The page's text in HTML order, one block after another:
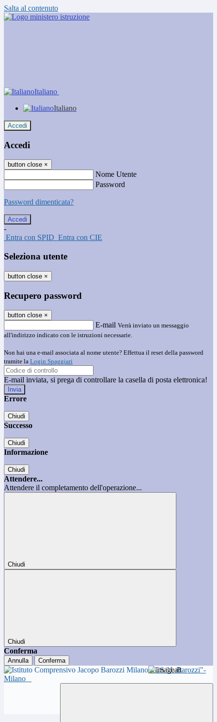
Salta al contenuto
Italiano
Italiano
Accedi
Accedi
button close ×
Nome Utente
Password
Password dimenticata?
-
Entra con SPID Entra con CIE
Seleziona utente
button close ×
Recupero password
button close ×
E-mail Verrà inviato un messaggio
all'indirizzo indicato con le istruzioni necessarie.
Non hai una e-mail associata al nome utente? Effettua il reset della password
tramite la Login Spaggiari
E-mail inviata, si prega di controllare la casella di posta elettronica!
Errore
Chiudi
Successo
Chiudi
Informazione
Chiudi
Attendere...
Attendere il completamento dell'operazione...
Chiudi
Chiudi
Conferma
Annulla Conferma
ICS "J. Barozzi"-
Milano